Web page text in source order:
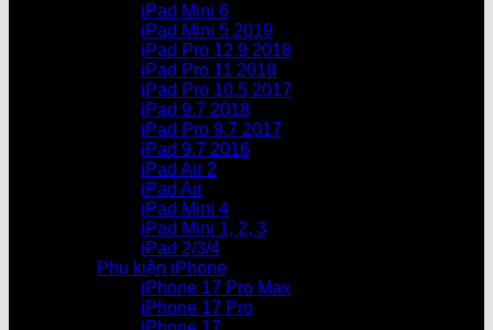
iPad Mini 6
iPad Mini 5 2019
iPad Pro 12.9 2018
iPad Pro 11 2018
iPad Pro 10.5 2017
iPad 9.7 2018
iPad Pro 9.7 2017
iPad 9.7 2016
iPad Air 2
iPad Air
iPad Mini 4
iPad Mini 1, 2, 3
iPad 2/3/4
Phụ kiện iPhone
iPhone 17 Pro Max
iPhone 17 Pro